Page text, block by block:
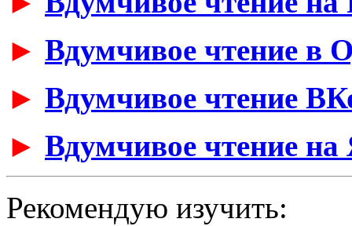
► Вдумчивое чтение в
► Вдумчивое чтение
► Вдумчивое чтение на
Рекомендую изучить: